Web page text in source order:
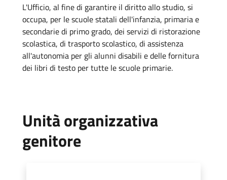
L'Ufficio, al fine di garantire il diritto allo studio, si
occupa, per le scuole statali dell'infanzia, primaria e
secondarie di primo grado, dei servizi di ristorazione
scolastica, di trasporto scolastico, di assistenza
all'autonomia per gli alunni disabili e delle fornitura
dei libri di testo per tutte le scuole primarie.
Unità organizzativa
genitore